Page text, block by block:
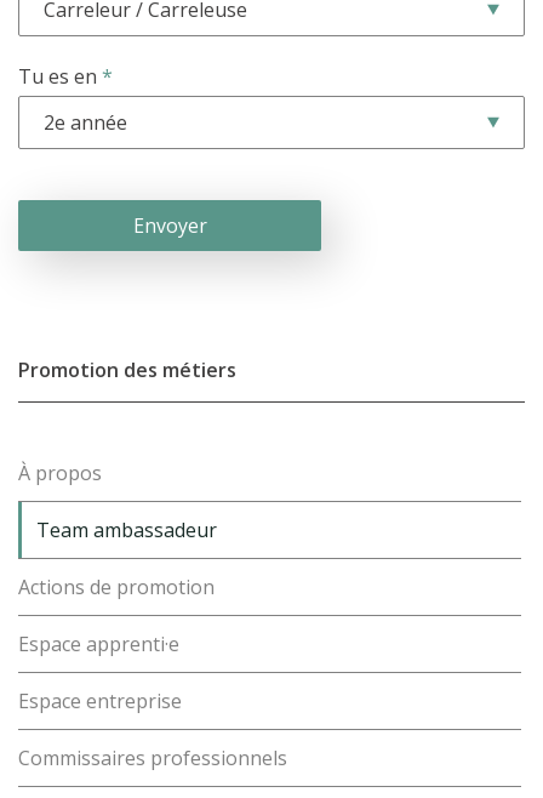
Accès et plan de l’école
Liens utiles
Promotion des métiers
À propos
Team ambassadeur
Actions de promotion
Espace apprenti·e
Espace entreprise
Commissaires professionnels
Tu es en *